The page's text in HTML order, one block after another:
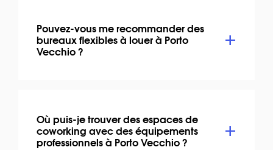
Pouvez-vous me recommander des
bureaux flexibles à louer à Porto
Vecchio ?
Où puis-je trouver des espaces de
coworking avec des équipements
professionnels à Porto Vecchio ?